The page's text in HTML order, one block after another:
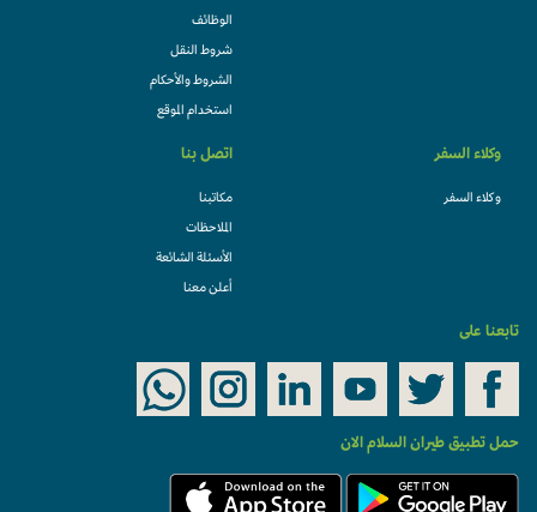
الوظائف
شروط النقل
الشروط والأحكام
استخدام الموقع
وكلاء السفر
وكلاء السفر
اتصل بنا
مكاتبنا
الملاحظات
الأسئلة الشائعة
أعلن معنا
تابعنا على
حمل تطبيق طيران السلام الان